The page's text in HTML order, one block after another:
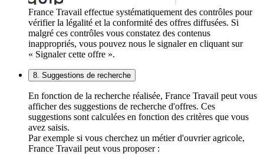
France Travail effectue systématiquement des contrôles pour
vérifier la légalité et la conformité des offres diffusées. Si
malgré ces contrôles vous constatez des contenus
inappropriés, vous pouvez nous le signaler en cliquant sur
« Signaler cette offre ».
8. Suggestions de recherche
En fonction de la recherche réalisée, France Travail peut vous
afficher des suggestions de recherche d'offres. Ces
suggestions sont calculées en fonction des critères que vous
avez saisis.
Par exemple si vous cherchez un métier d'ouvrier agricole,
France Travail peut vous proposer :